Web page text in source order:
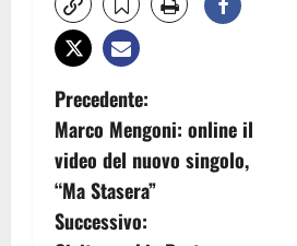
N
a
v
Precedente:
Marco Mengoni: online il
video del nuovo singolo,
“Ma Stasera”
Successivo: